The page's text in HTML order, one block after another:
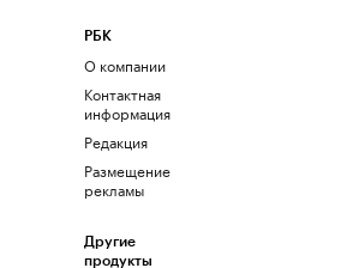
РБК
О компании
Контактная
информация
Редакция
Размещение
рекламы
Другие
продукты